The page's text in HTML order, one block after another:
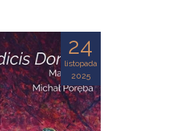
24
listopada
2025